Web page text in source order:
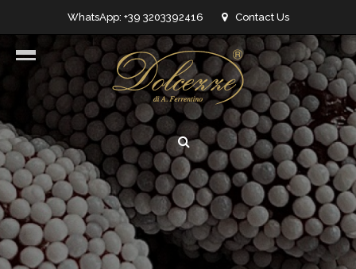
WhatsApp: +39 3203392416 Contact Us
info@dolcezzedicioccolato.it